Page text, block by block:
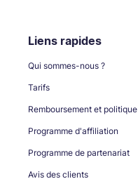
Liens rapides
Qui sommes-nous ?
Tarifs
Remboursement et politique
Programme d'affiliation
Programme de partenariat
Avis des clients